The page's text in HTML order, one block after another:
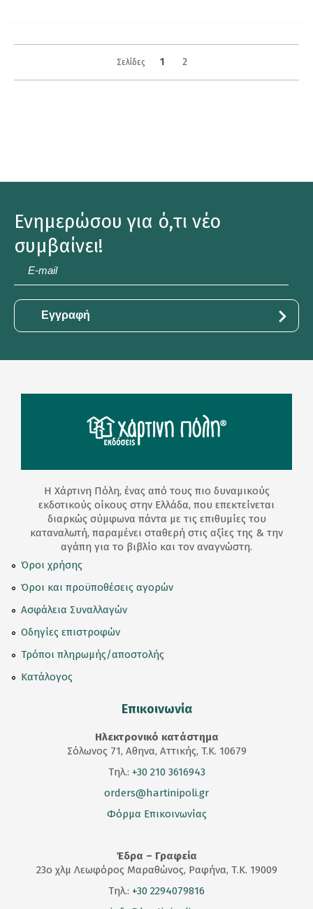
Σελίδες 1 2
Ενημερώσου για ό,τι νέο
συμβαίνει!
Η Χάρτινη Πόλη, ένας από τους πιο δυναμικούς
εκδοτικούς οίκους στην Ελλάδα, που επεκτείνεται
διαρκώς σύμφωνα πάντα με τις επιθυμίες του
καταναλωτή, παραμένει σταθερή στις αξίες της & την
αγάπη για το βιβλίο και τον αναγνώστη.
Όροι χρήσης
Όροι και προϋποθέσεις αγορών
Ασφάλεια Συναλλαγών
Οδηγίες επιστροφών
Τρόποι πληρωμής/αποστολής
Κατάλογος
Επικοινωνία
Ηλεκτρονικό κατάστημα
Σόλωνος 71, Αθηνα, Αττικής, T.K. 10679
Τηλ.: +30 210 3616943
orders@hartinipoli.gr
Φόρμα Επικοινωνίας
Έδρα – Γραφεία
23ο χλμ Λεωφόρος Μαραθώνος, Ραφήνα, Τ.Κ. 19009
Τηλ.: +30 2294079816